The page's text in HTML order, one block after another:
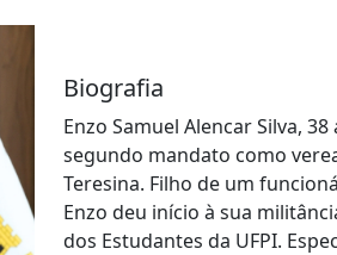
Biografia
Enzo Samuel Alencar Silva,
segundo mandato como
Teresina. Filho de um
Enzo deu início à sua
dos Estudantes da UFPI.